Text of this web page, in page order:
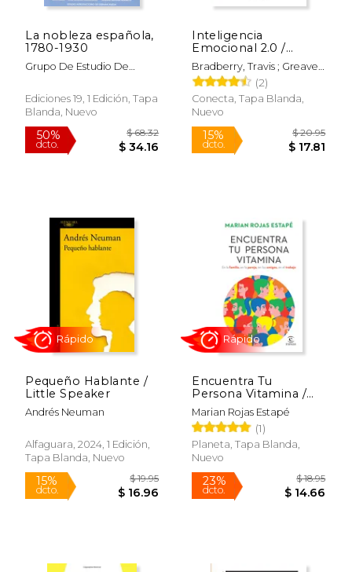
40%
dcto.
15%
dcto.
La nobleza española,
1780-1930
Grupo De Estudio De
Ediciones 19, 1 Edición, Tapa
Blanda, Nuevo
Inteligencia
Emocional 2.0 /
Emotional
Intelligence 2.0
Bradberry, Travis ; Greaves,
Jean
(2)
Conecta, Tapa Blanda,
Nuevo
Pequeño Hablante /
Little Speaker
Andrés Neuman
Alfaguara, 2024, 1 Edición,
Tapa Blanda, Nuevo
Encuentra Tu
Persona Vitamina /
Find Your Vitamin
Person
Marian Rojas Estapé
(1)
Planeta, Tapa Blanda,
Nuevo